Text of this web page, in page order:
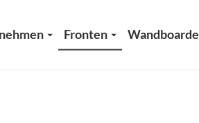
Fronten Wandboarde